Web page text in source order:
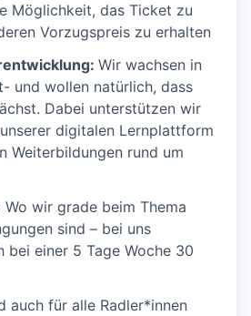
Möglichkeit, das Ticket zu
Vorzugspreis zu erhalten
Wir wachsen in
und wollen natürlich, dass
Dabei unterstützen wir
digitalen Lernplattform
Weiterbildungen rund um
Wo wir grade beim Thema
sind – bei uns
bei einer 5 Tage Woche 30
auch für alle Radler*innen